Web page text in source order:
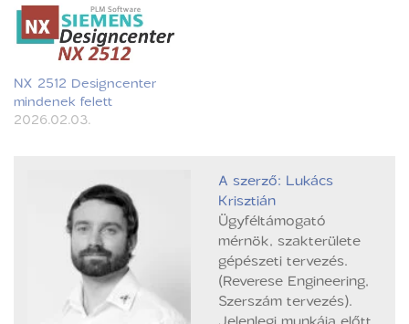
NX 2512 Designcenter
mindenek felett
2026.02.03.
A szerző: Lukács
Krisztián
Ügyféltámogató
mérnök, szakterülete
gépészeti tervezés.
(Reverese Engineering,
Szerszám tervezés).